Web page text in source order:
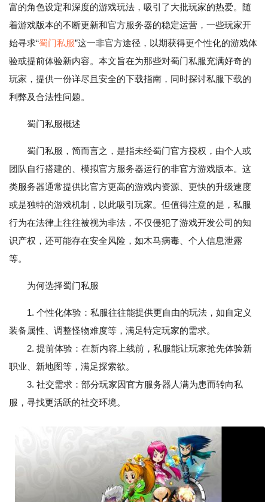
富的角色设定和深度的游戏玩法，吸引了大批玩家的热爱。随
着游戏版本的不断更新和官方服务器的稳定运营，一些玩家开
始寻求“蜀门私服”这一非官方途径，以期获得更个性化的游戏体
验或提前体验新内容。本文旨在为那些对蜀门私服充满好奇的
玩家，提供一份详尽且安全的下载指南，同时探讨私服下载的
利弊及合法性问题。
蜀门私服概述
蜀门私服，简而言之，是指未经蜀门官方授权，由个人或
团队自行搭建的、模拟官方服务器运行的非官方游戏版本。这
类服务器通常提供比官方更高的游戏内资源、更快的升级速度
或是独特的游戏机制，以此吸引玩家。但值得注意的是，私服
行为在法律上往往被视为非法，不仅侵犯了游戏开发公司的知
识产权，还可能存在安全风险，如木马病毒、个人信息泄露
等。
为何选择蜀门私服
1. 个性化体验：私服往往能提供更自由的玩法，如自定义
装备属性、调整怪物难度等，满足特定玩家的需求。
2. 提前体验：在新内容上线前，私服能让玩家抢先体验新
职业、新地图等，满足探索欲。
3. 社交需求：部分玩家因官方服务器人满为患而转向私
服，寻找更活跃的社交环境。